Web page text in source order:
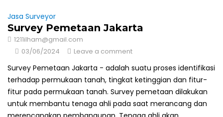
Jasa Surveyor
Survey Pemetaan Jakarta
1211ilham@gmail.com
03/06/2024
Leave a comment
Survey Pemetaan Jakarta - adalah suatu proses identifikasi
terhadap permukaan tanah, tingkat ketinggian dan fitur-
fitur pada permukaan tanah. Survey pemetaan dilakukan
untuk membantu tenaga ahli pada saat merancang dan